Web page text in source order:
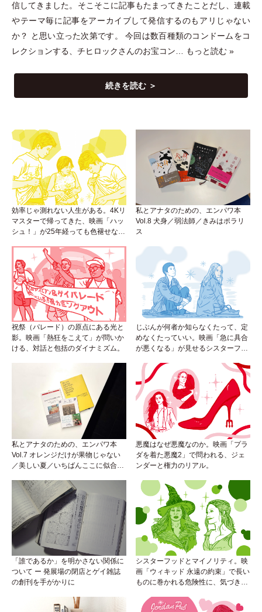
信してきました。そこそこに記事もたまってきたことだし、連載
やテーマ毎に記事をアーカイブして発信するのもアリじゃない
か？ と思い立った次第です。 今回は数百種類のコンドームをコ
レクションする、チヒロックさんのお宝コン…
もっと読む »
続きを読む ＞
効率じゃ測れない人生がある。4Kリ
マスターで帰ってきた、映画「ハッ
シュ！」が25年経っても色褪せない
私とアナタのための、エンパワ本
Vol.8 犬身／弱法師／きみはポラリ
ス
祝祭（パレード）の原点にある光と
影。映画「熱狂をこえて」が問いか
ける、対話と包括のダイナミズム。
じぶんが何者か知らなくたって、定
めなくたっていい。映画「急に具合
が悪くなる」が見せるシスターフッ
私とアナタのための、エンパワ本
Vol.7 オレンジだけが果物じゃない
／美しい夏／いちばんここに似合う
悪魔はなぜ悪魔なのか。映画「プラ
ダを着た悪魔2」で問われる、ジェ
ンダーと権力のリアル。
「誰であるか」を明かさない関係に
ついて ー 発展場の閉店とゲイ雑誌
の創刊を手がかりに
シスターフッドとマイノリティ。映
画「ウィキッド 永遠の約束」で長い
ものに巻かれる危険性に、気づき